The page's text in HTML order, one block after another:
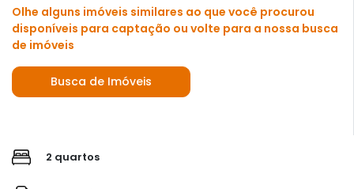
Olhe alguns imóveis similares ao que você procurou
disponíveis para captação ou volte para a nossa busca
de imóveis
Busca de Imóveis
2 quartos